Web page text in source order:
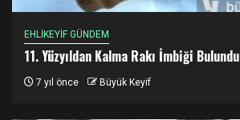
EHLİKEYİF GÜNDEM
11. Yüzyıldan Kalma Rakı İmbiği Bulundu
7 yıl önce Büyük Keyif